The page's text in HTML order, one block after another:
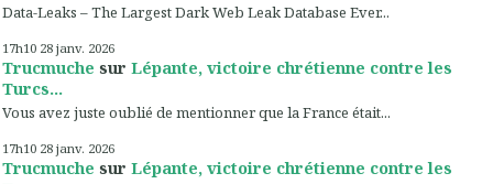
Data-Leaks – The Largest Dark Web Leak Database Ever...
17h10 28 janv. 2026
Trucmuche sur Lépante, victoire chrétienne contre les
Turcs...
Vous avez juste oublié de mentionner que la France était...
17h10 28 janv. 2026
Trucmuche sur Lépante, victoire chrétienne contre les